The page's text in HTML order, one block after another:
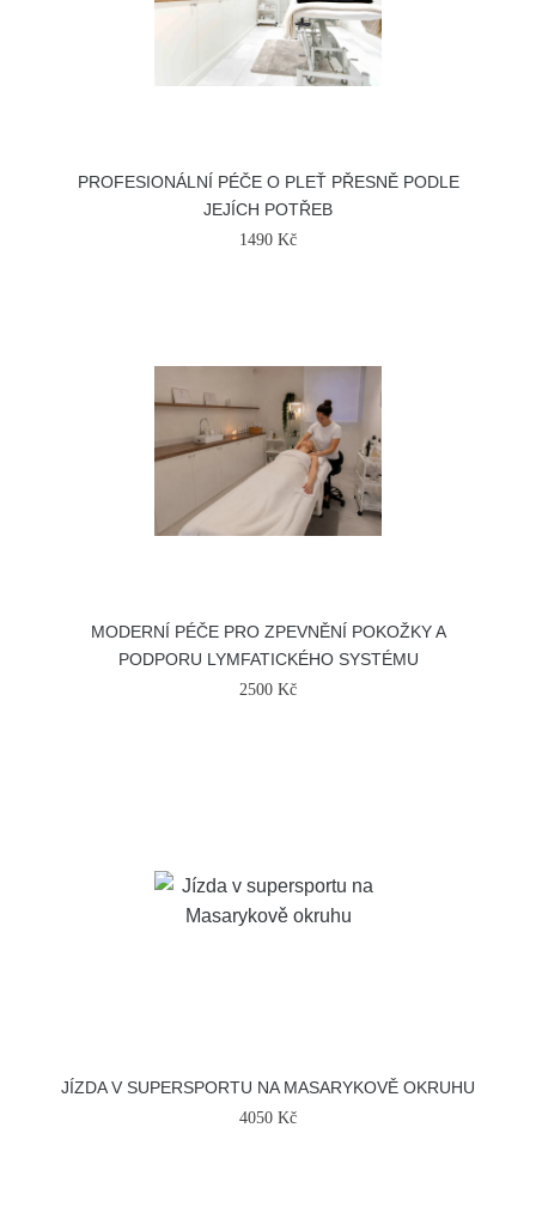
PROFESIONÁLNÍ PÉČE O PLEŤ PŘESNĚ PODLE
JEJÍCH POTŘEB
1490 Kč
MODERNÍ PÉČE PRO ZPEVNĚNÍ POKOŽKY A
PODPORU LYMFATICKÉHO SYSTÉMU
2500 Kč
JÍZDA V SUPERSPORTU NA MASARYKOVĚ OKRUHU
4050 Kč